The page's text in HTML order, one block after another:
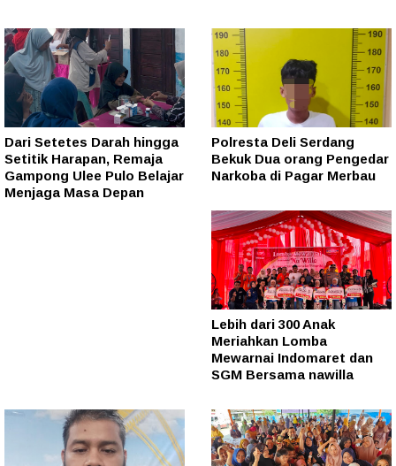
Dari Setetes Darah hingga
Setitik Harapan, Remaja
Gampong Ulee Pulo Belajar
Menjaga Masa Depan
Polresta Deli Serdang
Bekuk Dua orang Pengedar
Narkoba di Pagar Merbau
Lebih dari 300 Anak
Meriahkan Lomba
Mewarnai Indomaret dan
SGM Bersama nawilla